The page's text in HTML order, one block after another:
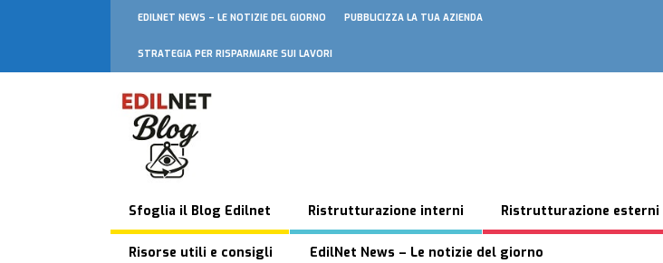
EDILNET NEWS – LE NOTIZIE DEL GIORNO PUBBLICIZZA LA TUA AZIENDA
STRATEGIA PER RISPARMIARE SUI LAVORI
Sfoglia il Blog Edilnet Ristrutturazione interni Ristrutturazione esterni
Risorse utili e consigli EdilNet News – Le notizie del giorno